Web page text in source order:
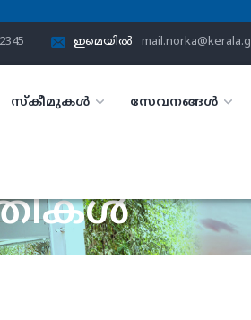
ഇമെയിൽ
സ്കീമുകൾ സേവനങ്ങൾ